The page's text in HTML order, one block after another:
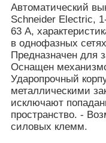
Автоматический
Schneider Electric,
63 А,
в однофазных
Предназначен для
Оснащен
Ударопрочный
металлическими
исключают
пространство. -
силовых клемм.